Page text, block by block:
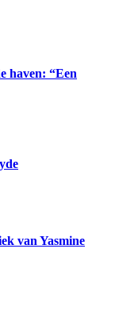
haven: “Een
van Yasmine